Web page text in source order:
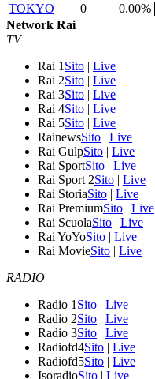
TOKYO
0
0.00%
Network Rai
TV
Rai 1 Sito | Live
Rai 2Sito | Live
Rai 3Sito | Live
Rai 4Sito | Live
Rai 5Sito | Live
RainewsSito | Live
Rai GulpSito | Live
Rai SportSito | Live
Rai Sport 2Sito | Live
Rai StoriaSito | Live
Rai PremiumSito | Live
Rai ScuolaSito | Live
Rai YoYoSito | Live
Rai MovieSito | Live
RADIO
Radio 1 Sito | Live
Radio 2Sito | Live
Radio 3Sito | Live
Radiofd4Sito | Live
Radiofd5Sito | Live
IsoradioSito | Live